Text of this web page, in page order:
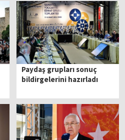
Paydaş grupları sonuç
bildirgelerini hazırladı